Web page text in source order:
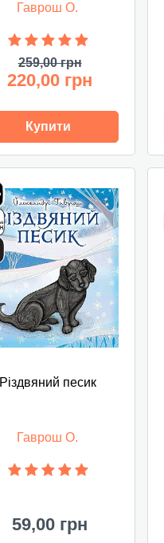
Гаврош О.
259,00 грн
220,00 грн
Купити
Різдвяний песик
Гаврош О.
59,00 грн